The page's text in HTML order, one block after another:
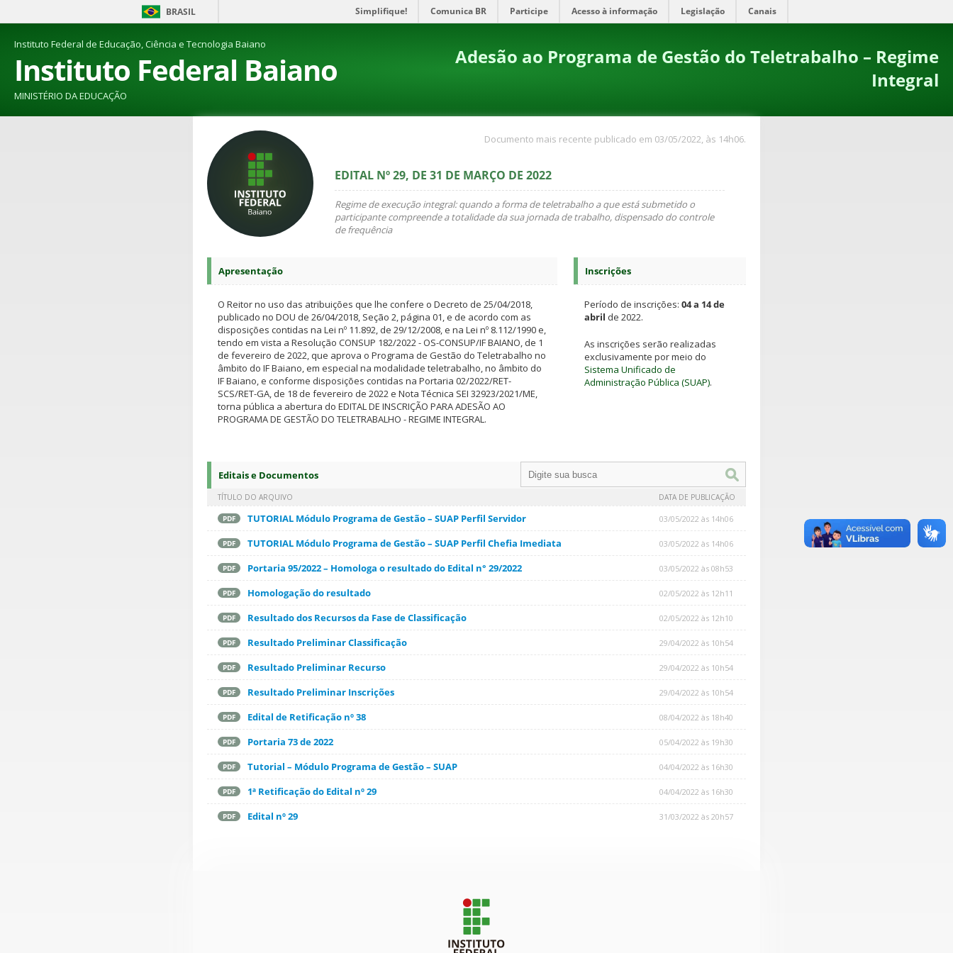
BRASIL Simplifique! Comunica BR Participe Acesso à informação Legislação Canais
Instituto Federal de Educação, Ciência e Tecnologia Baiano
Instituto Federal Baiano
MINISTÉRIO DA EDUCAÇÃO
Adesão ao Programa de Gestão do Teletrabalho – Regime
Integral
Documento mais recente publicado em 03/05/2022, às 14h06.
EDITAL Nº 29, DE 31 DE MARÇO DE 2022
Regime de execução integral: quando a forma de teletrabalho a que está submetido o
participante compreende a totalidade da sua jornada de trabalho, dispensado do controle
de frequência
Apresentação
O Reitor no uso das atribuições que lhe confere o Decreto de 25/04/2018,
publicado no DOU de 26/04/2018, Seção 2, página 01, e de acordo com as
disposições contidas na Lei nº 11.892, de 29/12/2008, e na Lei nº 8.112/1990 e,
tendo em vista a Resolução CONSUP 182/2022 - OS-CONSUP/IF BAIANO, de 1
de fevereiro de 2022, que aprova o Programa de Gestão do Teletrabalho no
âmbito do IF Baiano, em especial na modalidade teletrabalho, no âmbito do
IF Baiano, e conforme disposições contidas na Portaria 02/2022/RET-
SCS/RET-GA, de 18 de fevereiro de 2022 e Nota Técnica SEI 32923/2021/ME,
torna pública a abertura do EDITAL DE INSCRIÇÃO PARA ADESÃO AO
PROGRAMA DE GESTÃO DO TELETRABALHO - REGIME INTEGRAL.
Inscrições
Período de inscrições: 04 a 14 de
abril de 2022.
As inscrições serão realizadas
exclusivamente por meio do
Sistema Unificado de
Administração Pública (SUAP).
Editais e Documentos
TÍTULO DO ARQUIVO DATA DE PUBLICAÇÃO
PDF TUTORIAL Módulo Programa de Gestão – SUAP Perfil Servidor 03/05/2022 às 14h06
PDF TUTORIAL Módulo Programa de Gestão – SUAP Perfil Chefia Imediata 03/05/2022 às 14h06
PDF Portaria 95/2022 – Homologa o resultado do Edital n° 29/2022 03/05/2022 às 08h53
PDF Homologação do resultado 02/05/2022 às 12h11
PDF Resultado dos Recursos da Fase de Classificação 02/05/2022 às 12h10
PDF Resultado Preliminar Classificação 29/04/2022 às 10h54
PDF Resultado Preliminar Recurso 29/04/2022 às 10h54
PDF Resultado Preliminar Inscrições 29/04/2022 às 10h54
PDF Edital de Retificação nº 38 08/04/2022 às 18h40
PDF Portaria 73 de 2022 05/04/2022 às 19h30
PDF Tutorial – Módulo Programa de Gestão – SUAP 04/04/2022 às 16h30
PDF 1ª Retificação do Edital nº 29 04/04/2022 às 16h30
PDF Edital nº 29 31/03/2022 às 20h57